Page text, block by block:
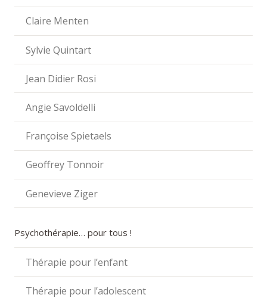
Claire Menten
Sylvie Quintart
Jean Didier Rosi
Angie Savoldelli
Françoise Spietaels
Geoffrey Tonnoir
Genevieve Ziger
Psychothérapie… pour tous !
Thérapie pour l’enfant
Thérapie pour l’adolescent